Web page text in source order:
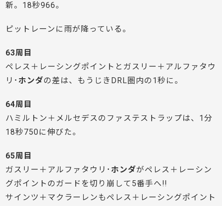
新。18秒966。
ピットレーンに雨が降っている。
63周目
ペレス＋レーシングポイントとガスリー＋アルファタウ
リ･ ホンダの差は、もうじきDRL圏内の1秒に。
64周目
ハミルトン＋メルセデスのファステストラップは、1分
18秒750に伸びた。
65周目
ガスリー＋アルファタウリ･ ホンダがペレス＋レーシン
グポイントのガードを切り崩して5番手へ!!
サインツ＋マクラーレンもペレス＋レーシングポイント